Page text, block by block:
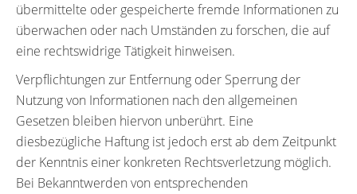
übermittelte oder gespeicherte fremde Informationen zu
überwachen oder nach Umständen zu forschen, die auf
eine rechtswidrige Tätigkeit hinweisen.
Verpflichtungen zur Entfernung oder Sperrung der
Nutzung von Informationen nach den allgemeinen
Gesetzen bleiben hiervon unberührt. Eine
diesbezügliche Haftung ist jedoch erst ab dem Zeitpunkt
der Kenntnis einer konkreten Rechtsverletzung möglich.
Bei Bekanntwerden von entsprechenden